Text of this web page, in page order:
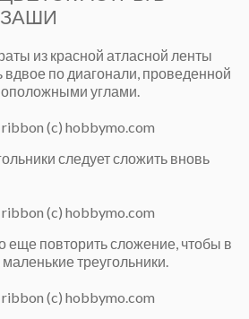
из красной атласной ленты
по диагонали, проведенной
углами.
следует сложить вновь
еще повторить сложение, чтобы в
треугольники.